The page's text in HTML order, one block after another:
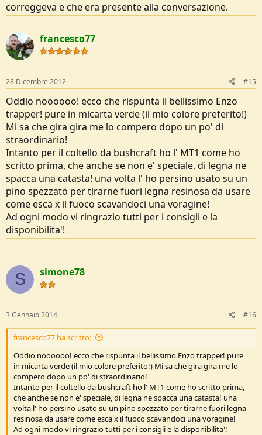
correggeva e che era presente alla conversazione.
francesco77
28 Dicembre 2012 #15
Oddio noooooo! ecco che rispunta il bellissimo Enzo
trapper! pure in micarta verde (il mio colore preferito!)
Mi sa che gira gira me lo compero dopo un po' di
straordinario!
Intanto per il coltello da bushcraft ho l' MT1 come ho
scritto prima, che anche se non e' speciale, di legna ne
spacca una catasta! una volta l' ho persino usato su un
pino spezzato per tirarne fuori legna resinosa da usare
come esca x il fuoco scavandoci una voragine!
Ad ogni modo vi ringrazio tutti per i consigli e la
disponibilita'!
S simone78
3 Gennaio 2014 #16
francesco77 ha scritto:
Oddio noooooo! ecco che rispunta il bellissimo Enzo trapper! pure
in micarta verde (il mio colore preferito!) Mi sa che gira gira me lo
compero dopo un po' di straordinario!
Intanto per il coltello da bushcraft ho l' MT1 come ho scritto prima,
che anche se non e' speciale, di legna ne spacca una catasta! una
volta l' ho persino usato su un pino spezzato per tirarne fuori legna
resinosa da usare come esca x il fuoco scavandoci una voragine!
Ad ogni modo vi ringrazio tutti per i consigli e la disponibilita'!